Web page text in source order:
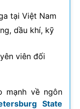
tại Việt Nam
dầu khí, kỹ
viên đối
mạnh về ngôn
State